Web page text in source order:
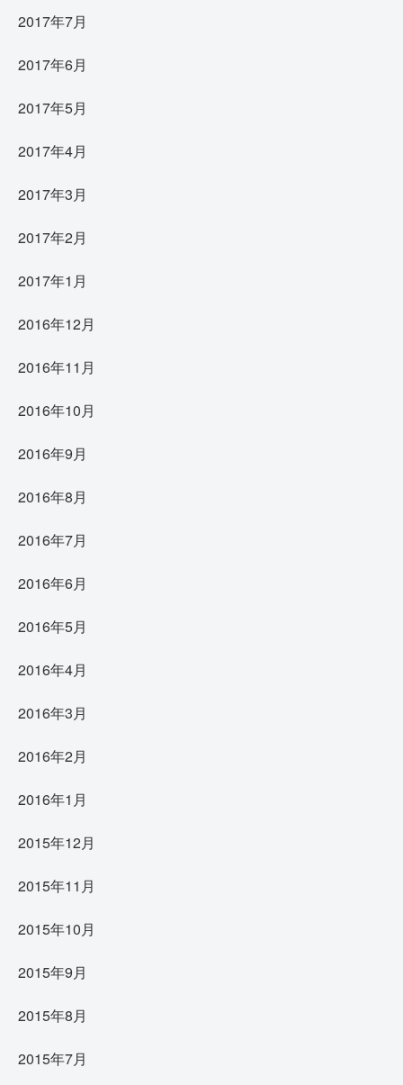
2017年7月
2017年6月
2017年5月
2017年4月
2017年3月
2017年2月
2017年1月
2016年12月
2016年11月
2016年10月
2016年9月
2016年8月
2016年7月
2016年6月
2016年5月
2016年4月
2016年3月
2016年2月
2016年1月
2015年12月
2015年11月
2015年10月
2015年9月
2015年8月
2015年7月